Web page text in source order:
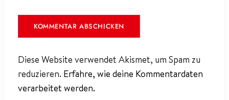
Diese Website verwendet Akismet, um Spam zu
reduzieren. Erfahre, wie deine Kommentardaten
verarbeitet werden.